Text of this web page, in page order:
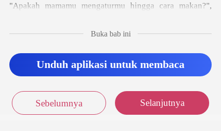
turmu hingga cara ma
kelas bawah dan tidak be
Buka bab ini
Unduh aplikasi untuk membaca
Sebelumnya Selanjutnya